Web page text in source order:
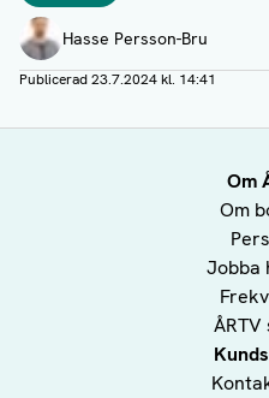
Författare
Hasse Persson-Bru
Visa profil
Publicerad23.7.2024 kl. 14:41
Om
Om
Jobba